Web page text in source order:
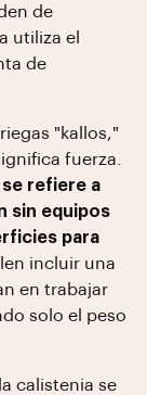
de
utiliza el
de
"kallos,"
fuerza.
se refiere a
sin equipos
para
incluir una
en trabajar
solo el peso
calistenia se